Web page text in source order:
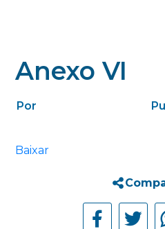
Anexo VI
Por
Baixar